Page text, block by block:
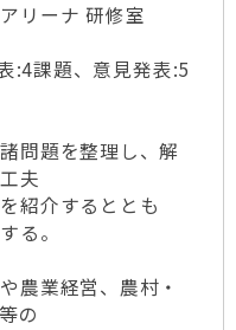
リーナ 研修室
:4課題、意見発表:5
問題を整理し、解
夫
紹介するととも
る。
農業経営、農村・
の